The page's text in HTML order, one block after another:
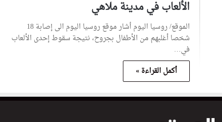
الألعاب في مدينة ملاهي
الموقع/ روسيا اليوم أشار موقع روسيا اليوم الى إصابة 18
شخصا أغلبهم من الأطفال بجروح، نتيجة سقوط إحدى الألعاب
في…
أكمل القراءة »